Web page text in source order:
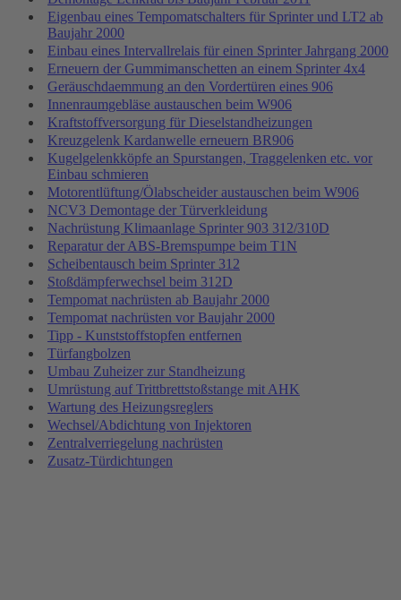
Eigenbau eines Tempomatschalters für Sprinter und LT2 ab
Baujahr 2000
Einbau eines Intervallrelais für einen Sprinter Jahrgang 2000
Erneuern der Gummimanschetten an einem Sprinter 4x4
Geräuschdaemmung an den Vordertüren eines 906
Innenraumgebläse austauschen beim W906
Kraftstoffversorgung für Dieselstandheizungen
Kreuzgelenk Kardanwelle erneuern BR906
Kugelgelenkköpfe an Spurstangen, Traggelenken etc. vor
Einbau schmieren
Motorentlüftung/Ölabscheider austauschen beim W906
NCV3 Demontage der Türverkleidung
Nachrüstung Klimaanlage Sprinter 903 312/310D
Reparatur der ABS-Bremspumpe beim T1N
Scheibentausch beim Sprinter 312
Stoßdämpferwechsel beim 312D
Tempomat nachrüsten ab Baujahr 2000
Tempomat nachrüsten vor Baujahr 2000
Tipp - Kunststoffstopfen entfernen
Türfangbolzen
Umbau Zuheizer zur Standheizung
Umrüstung auf Trittbrettstoßstange mit AHK
Wartung des Heizungsreglers
Wechsel/Abdichtung von Injektoren
Zentralverriegelung nachrüsten
Zusatz-Türdichtungen